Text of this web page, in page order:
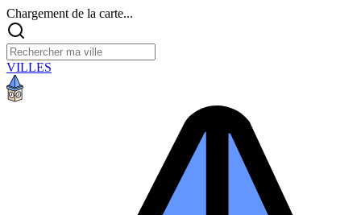
Chargement de la carte...
VILLES